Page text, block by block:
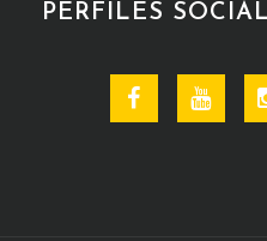
PERFILES
Facebook